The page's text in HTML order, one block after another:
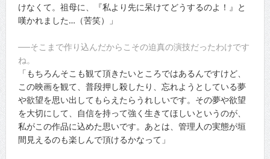
けなくて。祖母に、『私より先に呆けてどうするのよ！』と
嘆かれました…（苦笑）」
──そこまで作り込んだからこその迫真の演技だったわけです
ね。
「もちろんそこも観て頂きたいところではあるんですけど、
この映画を観て、普段押し殺したり、忘れようとしている夢
や欲望を思い出してもらえたらうれしいです。その夢や欲望
を大切にして、自信を持って強く生きてほしいというのが、
私がこの作品に込めた思いです。あとは、管理人の実態が垣
間見えるのも楽しんで頂けるかなって」